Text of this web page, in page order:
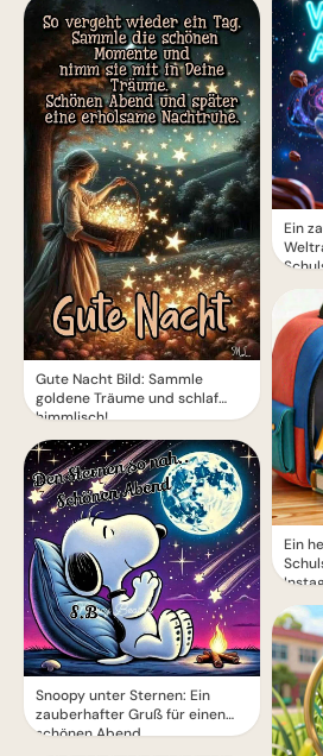
Gute Nacht Bild: Sammle
goldene Träume und schlaf
himmlisch!
Snoopy unter Sternen: Ein
zauberhafter Gruß für einen
schönen Abend
Ein
Ein